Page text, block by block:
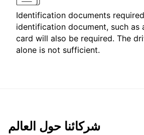
Identification documents
identification document, such as
card will also be required. The
alone is not sufficient.
شركائنا حول العالم